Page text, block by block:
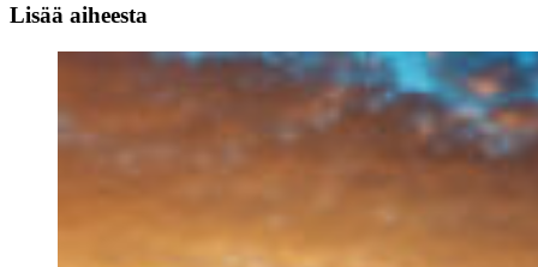
Lisää aiheesta